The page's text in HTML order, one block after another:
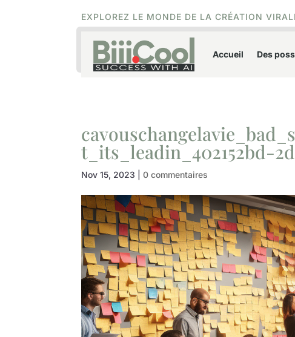
EXPLOREZ LE MONDE DE LA CRÉATION
Accueil Des
t_its_leadin_402152bd-
Nov 15, 2023 |0 commentaires